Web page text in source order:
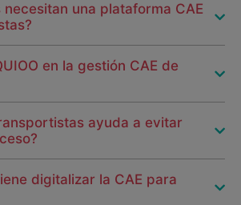
necesitan una plataforma CAE
en la gestión CAE de
ayuda a evitar
digitalizar la CAE para